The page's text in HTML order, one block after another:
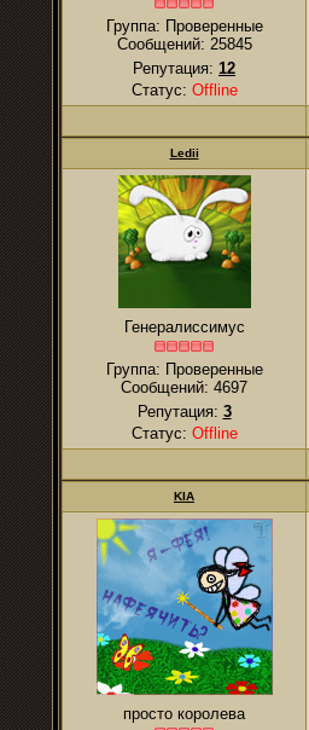
Группа: Проверенные
Сообщений: 25845
Репутация: 12
Статус: Offline
Ledii
Генералиссимус
Группа: Проверенные
Сообщений: 4697
Репутация: 3
Статус: Offline
KIA
просто королева